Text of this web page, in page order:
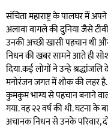
संचिता महाराष्ट्र के पालघर में
अलावा वागले की दुनिया जैसे
उनकी अच्छी खासी पहचान थी
निधन की खबर सामने आते ही
दिया.कई लोगों ने उन्हे
मनोरंजन जगत में शोक की लहर है.
कुमकुम भाग्य से पहचान बनाने
गया. वह २२ वर्ष की थी. घटना
अचानक निधन से उनके परिवार,